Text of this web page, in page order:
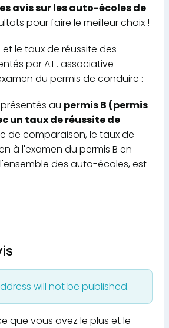
avis sur les auto-écoles de
pour faire le meilleur choix !
le taux de réussite des
par A.E. associative
du permis de conduire :
au permis B (permis
un taux de réussite de
de comparaison, le taux de
à l'examen du permis B en
des auto-écoles, est
will not be published.
que vous avez le plus et le